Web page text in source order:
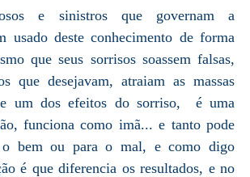
e sinistros que governam a
usado deste conhecimento de forma
que seus sorrisos soassem falsas,
que desejavam, atraiam as massas
um dos efeitos do sorriso, é uma
funciona como imã... e tanto pode
o bem ou para o mal, e como digo
é que diferencia os resultados, e no